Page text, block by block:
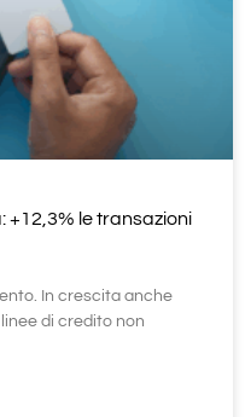
+12,3% le transazioni
In crescita anche
linee di credito non